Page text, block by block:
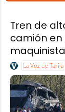
Tren de
camión en
La Voz de Tarija